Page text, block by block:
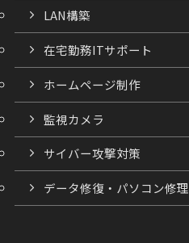
LAN構築
在宅勤務ITサポート
ホームページ制作
監視カメラ
サイバー攻撃対策
データ修復・パソコン修理